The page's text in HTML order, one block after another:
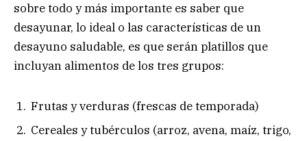
sobre todo y más importante es saber que
desayunar, lo ideal o las características de un
desayuno saludable, es que serán platillos que
incluyan alimentos de los tres grupos:
Frutas y verduras (frescas de temporada)
Cereales y tubérculos (arroz, avena, maíz, trigo,